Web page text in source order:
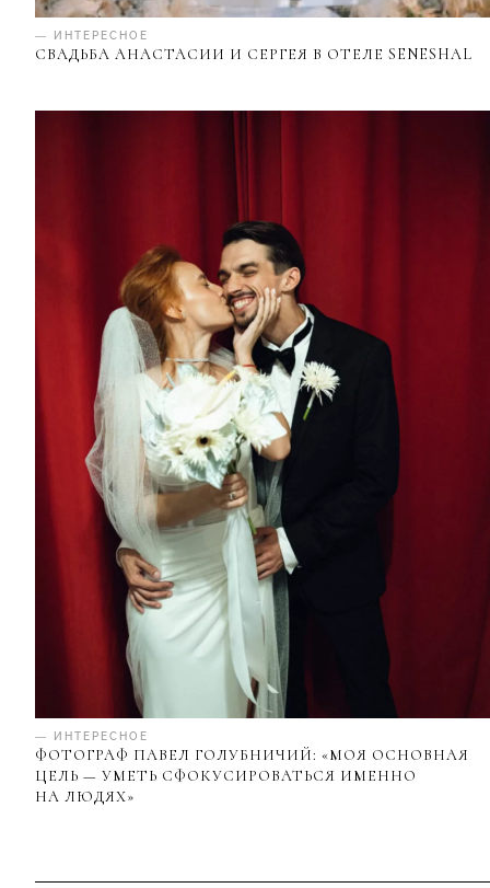
— ИНТЕРЕСНОЕ
СВАДЬБА АНАСТАСИИ И СЕРГЕЯ В ОТЕЛЕ SENESHAL
— ИНТЕРЕСНОЕ
ФОТОГРАФ ПАВЕЛ ГОЛУБНИЧИЙ: «МОЯ ОСНОВНАЯ
ЦЕЛЬ — УМЕТЬ СФОКУСИРОВАТЬСЯ ИМЕННО
НА ЛЮДЯХ»